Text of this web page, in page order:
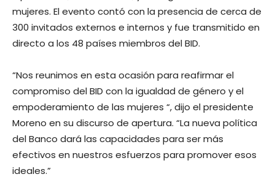
mujeres. El evento contó con la presencia de cerca de
300 invitados externos e internos y fue transmitido en
directo a los 48 países miembros del BID.
“Nos reunimos en esta ocasión para reafirmar el
compromiso del BID con la igualdad de género y el
empoderamiento de las mujeres “, dijo el presidente
Moreno en su discurso de apertura. “La nueva política
del Banco dará las capacidades para ser más
efectivos en nuestros esfuerzos para promover esos
ideales.”